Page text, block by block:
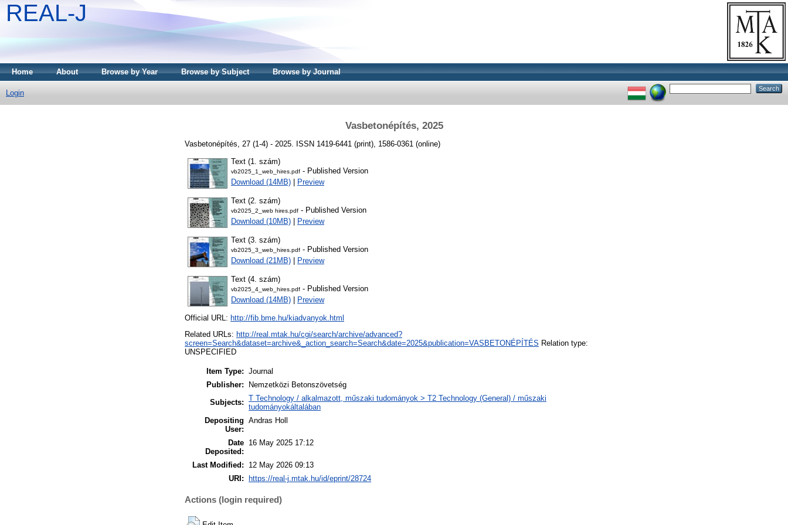
REAL-J
Home About Browse by Year Browse by Subject Browse by Journal
Login
Vasbetonépítés, 2025
Vasbetonépítés, 27 (1-4) - 2025. ISSN 1419-6441 (print), 1586-0361 (online)
Text (1. szám)
vb2025_1_web_hires.pdf - Published Version
Download (14MB)
Preview
Text (2. szám)
vb2025_2_web hires.pdf - Published Version
Download (10MB)
Preview
Text (3. szám)
vb2025_3_web_hires.pdf - Published Version
Download (21MB)
Preview
Text (4. szám)
vb2025_4_web_hires.pdf - Published Version
Download (14MB)
Preview
Official URL: http://fib.bme.hu/kiadvanyok.html
Related URLs: http://real.mtak.hu/cgi/search/archive/advanced?
screen=Search&dataset=archive&_action_search=Search&date=2025&publication=VASBETONÉPÍTÉS Relation type:
UNSPECIFIED
Item Type: Journal
Publisher:
Nemzetközi Betonszövetség
Subjects: T Technology / alkalmazott, műszaki tudományok > T2 Technology (General) / műszaki
tudományokáltalában
Depositing
User:
Andras Holl
Date
Deposited:
16 May 2025 17:12
Last Modified:
12 May 2026 09:13
URI:
https://real-j.mtak.hu/id/eprint/28724
Actions (login required)